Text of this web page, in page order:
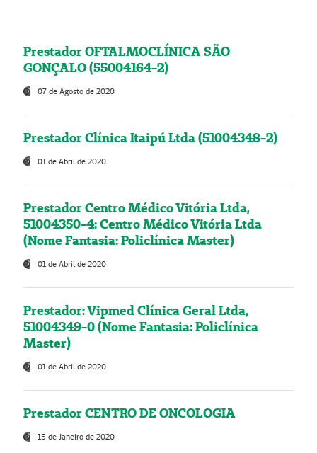
Prestador OFTALMOCLÍNICA SÃO
GONÇALO (55004164-2)
07 de Agosto de 2020
Prestador Clínica Itaipú Ltda (51004348-2)
01 de Abril de 2020
Prestador Centro Médico Vitória Ltda,
51004350-4: Centro Médico Vitória Ltda
(Nome Fantasia: Policlínica Master)
01 de Abril de 2020
Prestador: Vipmed Clínica Geral Ltda,
51004349-0 (Nome Fantasia: Policlínica
Master)
01 de Abril de 2020
Prestador CENTRO DE ONCOLOGIA
15 de Janeiro de 2020